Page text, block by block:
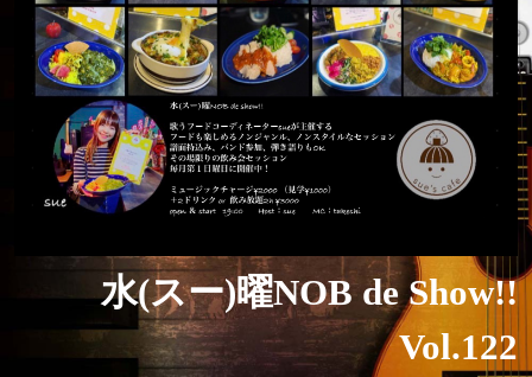
水(スー)曜NOB de Show!!
Vol.122